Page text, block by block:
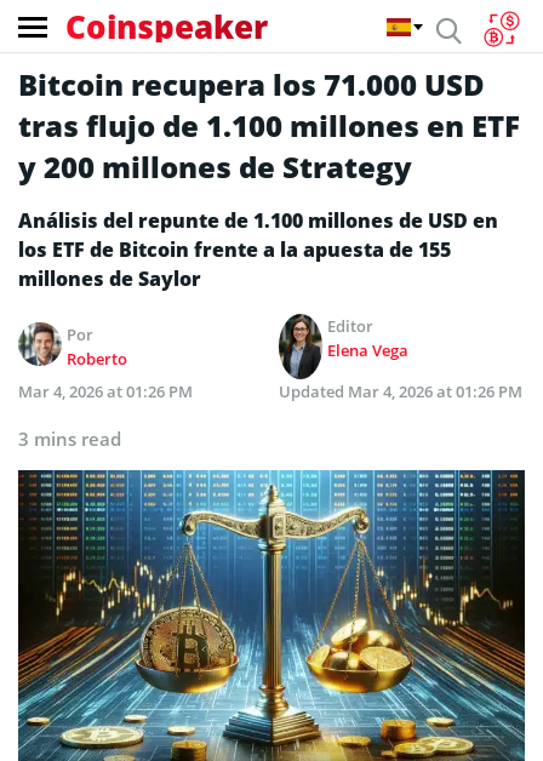
Coinspeaker
Bitcoin recupera los 71.000 USD
tras flujo de 1.100 millones en ETF
y 200 millones de Strategy
Análisis del repunte de 1.100 millones de USD en
los ETF de Bitcoin frente a la apuesta de 155
millones de Saylor
Por
Roberto
Editor
Elena Vega
Mar 4, 2026 at 01:26 PM
Updated Mar 4, 2026 at 01:26 PM
3 mins read